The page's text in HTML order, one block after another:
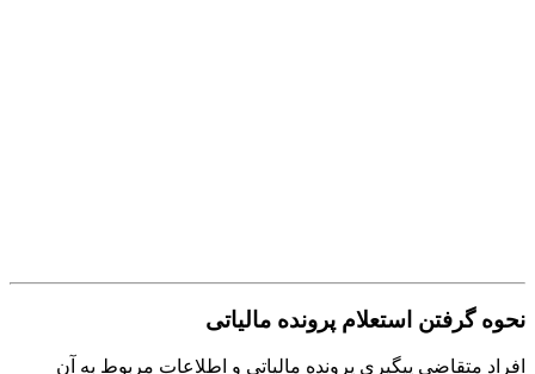
نحوه گرفتن استعلام پرونده مالیاتی
افراد متقاضی پیگیری پرونده مالیاتی و اطلاعات مربوط به آن